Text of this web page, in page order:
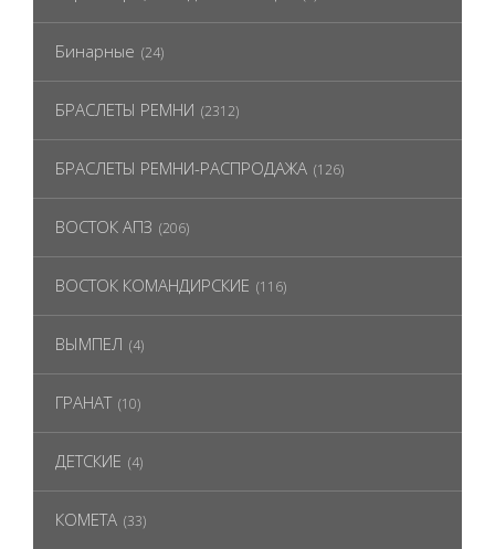
Бинарные (24)
БРАСЛЕТЫ РЕМНИ (2312)
БРАСЛЕТЫ РЕМНИ-РАСПРОДАЖА (126)
ВОСТОК АПЗ (206)
ВОСТОК КОМАНДИРСКИЕ (116)
ВЫМПЕЛ (4)
ГРАНАТ (10)
ДЕТСКИЕ (4)
КОМЕТА (33)